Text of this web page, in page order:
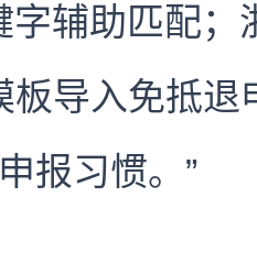
字辅助匹配
板导入免抵
报习惯。”